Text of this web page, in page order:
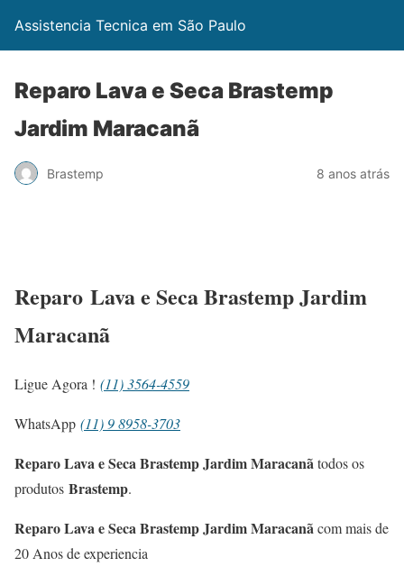
Assistencia Tecnica em São Paulo
Reparo Lava e Seca Brastemp
Jardim Maracanã
Brastemp 8 anos atrás
Reparo Lava e Seca Brastemp Jardim
Maracanã
Ligue Agora ! (11) 3564-4559
WhatsApp (11) 9 8958-3703
Reparo Lava e Seca Brastemp Jardim Maracanãtodos os
produtos Brastemp.
Reparo Lava e Seca Brastemp Jardim Maracanãcom mais de
20 Anos de experiencia